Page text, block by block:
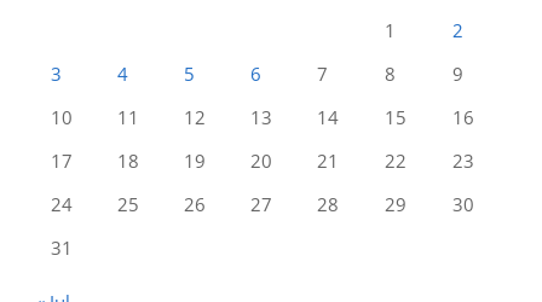
1
2
3
4 5 6 7 8
9
10
11 12 13 14 15
16
17
18 19 20 21 22
23
24
25 26 27 28 29
30
31